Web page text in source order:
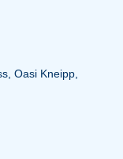
, Oasi Kneipp,